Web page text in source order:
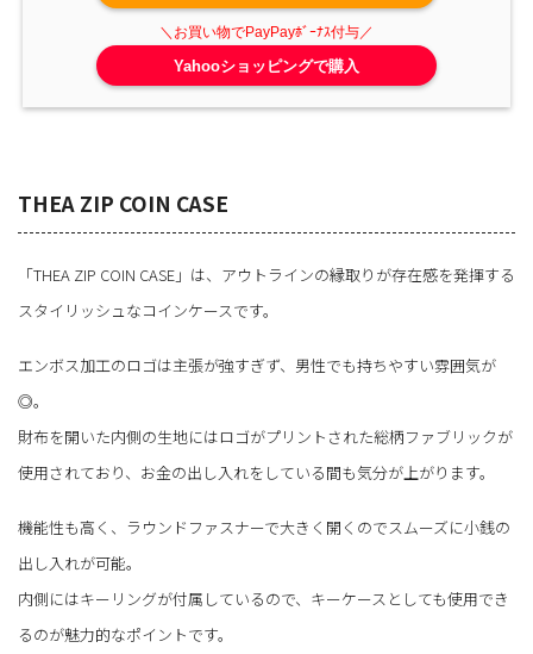
Yahooショッピングで購入
THEA ZIP COIN CASE
「THEA ZIP COIN CASE」は、アウトラインの縁取りが存在感を発揮する
スタイリッシュなコインケースです。
エンボス加工のロゴは主張が強すぎず、男性でも持ちやすい雰囲気が
◎。
財布を開いた内側の生地にはロゴがプリントされた総柄ファブリックが
使用されており、お金の出し入れをしている間も気分が上がります。
機能性も高く、ラウンドファスナーで大きく開くのでスムーズに小銭の
出し入れが可能。
内側にはキーリングが付属しているので、キーケースとしても使用でき
るのが魅力的なポイントです。